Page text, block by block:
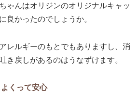
ゃんはオリジンのオリジナルキャッ
良かったのでしょうか。
レルギーのもとでもありますし、消
き戻しがあるのはうなずけます。
くって安心